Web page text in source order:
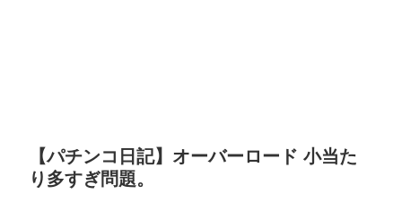
【パチンコ日記】オーバーロード 小当た
り多すぎ問題。